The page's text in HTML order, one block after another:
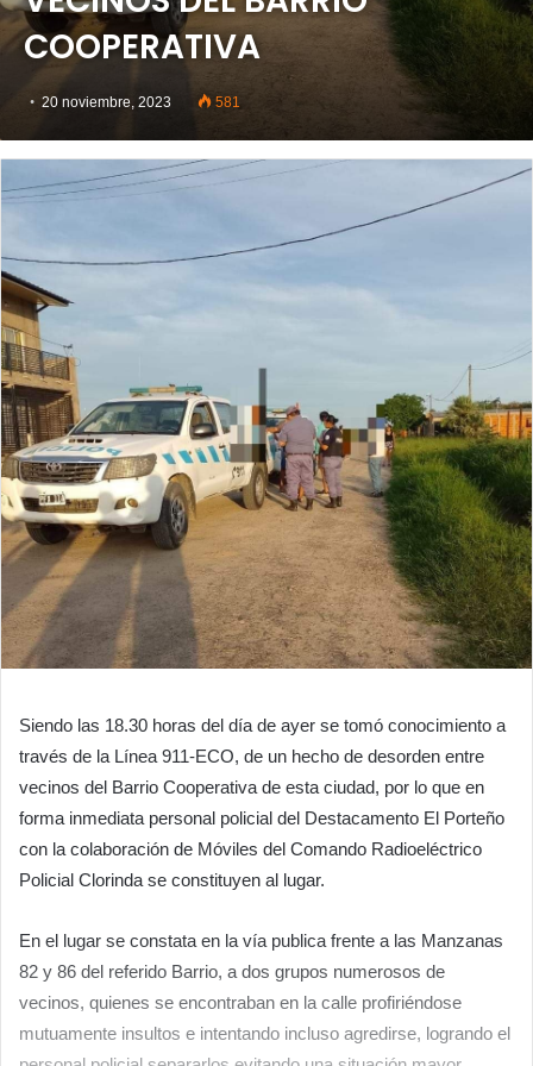
COOPERATIVA
20 noviembre, 2023 581
Siendo las 18.30 horas del día de ayer se tomó conocimiento a
través de la Línea 911-ECO, de un hecho de desorden entre
vecinos del Barrio Cooperativa de esta ciudad, por lo que en
forma inmediata personal policial del Destacamento El Porteño
con la colaboración de Móviles del Comando Radioeléctrico
Policial Clorinda se constituyen al lugar.
En el lugar se constata en la vía publica frente a las Manzanas
82 y 86 del referido Barrio, a dos grupos numerosos de
vecinos, quienes se encontraban en la calle profiriéndose
mutuamente insultos e intentando incluso agredirse, logrando el